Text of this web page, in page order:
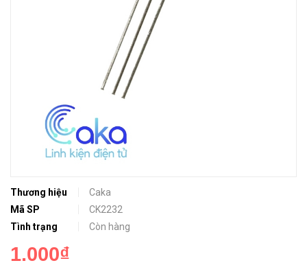
Thương hiệu
Caka
Mã SP
CK2232
Tình trạng
Còn hàng
1.000₫